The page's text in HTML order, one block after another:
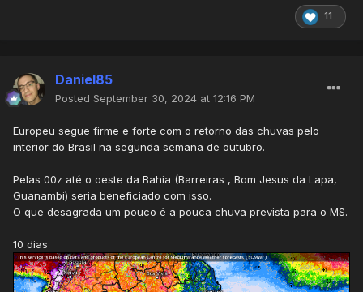
11
Daniel85
Posted September 30, 2024 at 12:16 PM
Europeu segue firme e forte com o retorno das chuvas pelo
interior do Brasil na segunda semana de outubro.
Pelas 00z até o oeste da Bahia (Barreiras , Bom Jesus da Lapa,
Guanambi) seria beneficiado com isso.
O que desagrada um pouco é a pouca chuva prevista para o MS.
10 dias